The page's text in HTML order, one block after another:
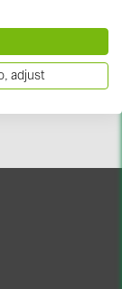
adjust